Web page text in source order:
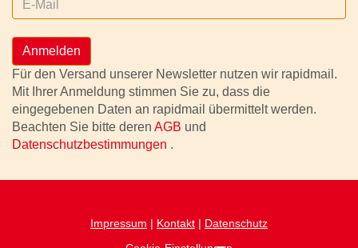
Anmelden
Für den Versand unserer Newsletter nutzen wir rapidmail.
Mit Ihrer Anmeldung stimmen Sie zu, dass die
eingegebenen Daten an rapidmail übermittelt werden.
Beachten Sie bitte deren AGB und
Datenschutzbestimmungen .
Impressum | Kontakt | Datenschutz